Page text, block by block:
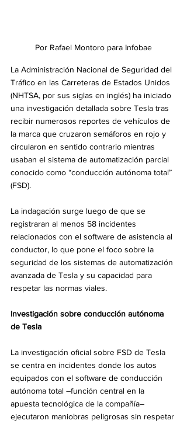
Por Rafael Montoro para Infobae
La Administración Nacional de Seguridad del
Tráfico en las Carreteras de Estados Unidos
(NHTSA, por sus siglas en inglés) ha iniciado
una investigación detallada sobre Tesla tras
recibir numerosos reportes de vehículos de
la marca que cruzaron semáforos en rojo y
circularon en sentido contrario mientras
usaban el sistema de automatización parcial
conocido como “conducción autónoma total”
(FSD).
La indagación surge luego de que se
registraran al menos 58 incidentes
relacionados con el software de asistencia al
conductor, lo que pone el foco sobre la
seguridad de los sistemas de automatización
avanzada de Tesla y su capacidad para
respetar las normas viales.
Investigación sobre conducción autónoma
de Tesla
La investigación oficial sobre FSD de Tesla
se centra en incidentes donde los autos
equipados con el software de conducción
autónoma total –función central en la
apuesta tecnológica de la compañía–
ejecutaron maniobras peligrosas sin respetar